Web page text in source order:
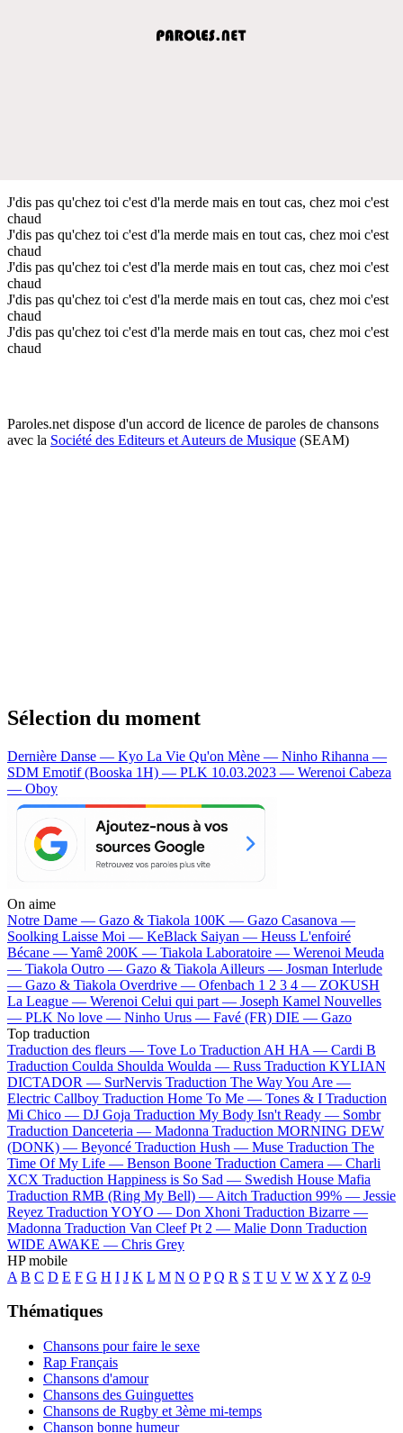
J'dis pas qu'chez toi c'est d'la merde mais en tout cas, chez moi c'est
chaud
J'dis pas qu'chez toi c'est d'la merde mais en tout cas, chez moi c'est
chaud
J'dis pas qu'chez toi c'est d'la merde mais en tout cas, chez moi c'est
chaud
J'dis pas qu'chez toi c'est d'la merde mais en tout cas, chez moi c'est
chaud
J'dis pas qu'chez toi c'est d'la merde mais en tout cas, chez moi c'est
chaud
Paroles.net dispose d'un accord de licence de paroles de chansons
avec la Société des Editeurs et Auteurs de Musique (SEAM)
Sélection du moment
Dernière Danse — Kyo La Vie Qu'on Mène — Ninho Rihanna —
SDM Emotif (Booska 1H) — PLK 10.03.2023 — Werenoi Cabeza
— Oboy
On aime
Notre Dame — Gazo & Tiakola 100K — Gazo Casanova —
Soolking Laisse Moi — KeBlack Saiyan — Heuss L'enfoiré
Bécane —Yamê 200K — Tiakola Laboratoire — Werenoi Meuda
— Tiakola Outro — Gazo & Tiakola Ailleurs — Josman Interlude
— Gazo & Tiakola Overdrive — Ofenbach 1 2 3 4 — ZOKUSH
La League — Werenoi Celui qui part — Joseph Kamel Nouvelles
— PLK No love — Ninho Urus — Favé (FR) DIE — Gazo
Top traduction
Traduction des fleurs — Tove Lo Traduction AH HA — Cardi B
Traduction Coulda Shoulda Woulda — Russ Traduction KYLIAN
DICTADOR — SurNervis Traduction The Way You Are —
Electric Callboy Traduction Home To Me — Tones & I Traduction
Mi Chico — DJ Goja Traduction My Body Isn't Ready — Sombr
Traduction Danceteria — Madonna Traduction MORNING DEW
(DONK) — Beyoncé Traduction Hush — Muse Traduction The
Time Of My Life — Benson Boone Traduction Camera — Charli
XCX Traduction Happiness is So Sad — Swedish House Mafia
Traduction RMB (Ring My Bell) — Aitch Traduction 99% — Jessie
Reyez Traduction YOYO — Don Xhoni Traduction Bizarre —
Madonna Traduction Van Cleef Pt 2 — Malie Donn Traduction
WIDE AWAKE — Chris Grey
HP mobile
A B C D E F G H I J K L M N O P Q R S T U V W X Y Z 0-9
Thématiques
Chansons pour faire le sexe
Rap Français
Chansons d'amour
Chansons des Guinguettes
Chansons de Rugby et 3ème mi-temps
Chanson bonne humeur